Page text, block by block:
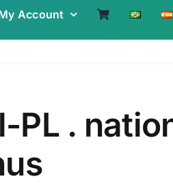
Account
PL .